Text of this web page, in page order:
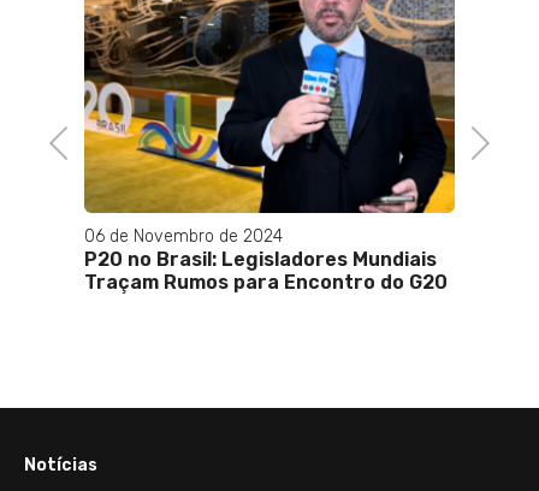
Previous
06 de Novembro de 2024
P20 no Brasil: Legisladores Mundiais
Traçam Rumos para Encontro do G20
Next
Notícias